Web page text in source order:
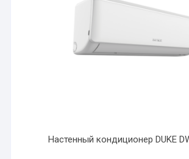
Настенный кондиционер DUKE